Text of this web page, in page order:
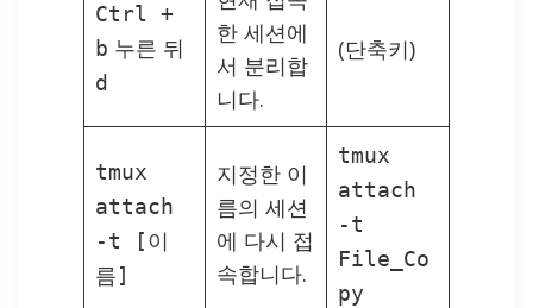
Ctrl +
b 누른 뒤
d
한 세션에
서 분리합
니다.
(단축키)
tmux
attach
-t [이
름]
지정한 이
름의 세션
에 다시 접
속합니다.
tmux
attach
-t
File_Co
py